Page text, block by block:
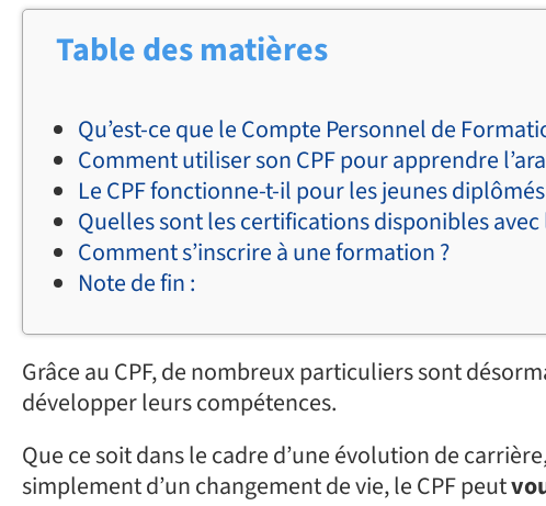
Table des matières
Qu’est-ce que le Compte Personnel de
Comment utiliser son CPF pour apprendre
Le CPF fonctionne-t-il pour les jeunes
Quelles sont les certifications disponibles avec
Comment s’inscrire à une formation ?
Note de fin :
Grâce au CPF, de nombreux particuliers sont
développer leurs compétences.
Que ce soit dans le cadre d’une évolution de
simplement d’un changement de vie, le CPF peut